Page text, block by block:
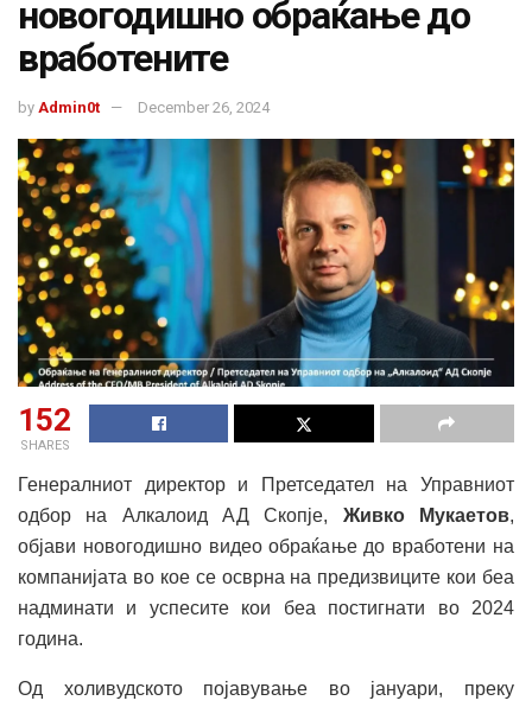
новогодишно обраќање до
вработените
by Admin0t December 26, 2024
152
SHARES
Генералниот директор и Претседател на Управниот
одбор на Алкалоид АД Скопје, Живко Мукаетов,
објави новогодишно видео обраќање до вработени на
компанијата во кое се осврна на предизвиците кои беа
надминати и успесите кои беа постигнати во 2024
година.
Од холивудското појавување во јануари, преку